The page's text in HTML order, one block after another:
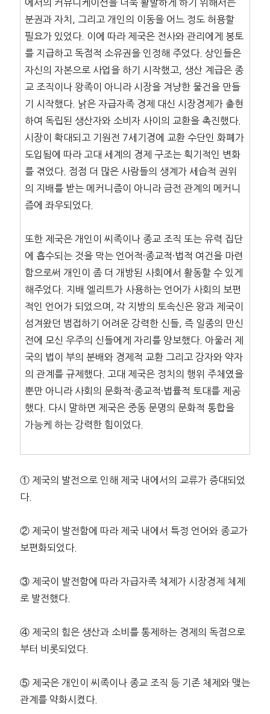
에서의 커뮤니케이션을 더욱 활발하게 하기 위해서는
분권과 자치, 그리고 개인의 이동을 어느 정도 허용할
필요가 있었다. 이에 따라 제국은 전사와 관리에게 봉토
를 지급하고 독점적 소유권을 인정해 주었다. 상인들은
자신의 자본으로 사업을 하기 시작했고, 생산 계급은 종
교 조직이나 왕족이 아니라 시장을 겨냥한 물건을 만들
기 시작했다. 낡은 자급자족 경제 대신 시장경제가 출현
하여 독립된 생산자와 소비자 사이의 교환을 촉진했다.
시장이 확대되고 기원전 7세기경에 교환 수단인 화폐가
도입됨에 따라 고대 세계의 경제 구조는 획기적인 변화
를 겪었다. 점점 더 많은 사람들의 생계가 세습적 권위
의 지배를 받는 메커니즘이 아니라 금전 관계의 메커니
즘에 좌우되었다.
또한 제국은 개인이 씨족이나 종교 조직 또는 유력 집단
에 흡수되는 것을 막는 언어적·종교적·법적 여건을 마련
함으로써 개인이 좀 더 개방된 사회에서 활동할 수 있게
해주었다. 지배 엘리트가 사용하는 언어가 사회의 보편
적인 언어가 되었으며, 각 지방의 토속신은 왕과 제국이
섬겨왔던 범접하기 어려운 강력한 신들, 즉 일종의 만신
전에 모신 우주의 신들에게 자리를 양보했다. 아울러 제
국의 법이 부의 분배와 경제적 교환 그리고 강자와 약자
의 관계를 규제했다. 고대 제국은 정치의 행위 주체였을
뿐만 아니라 사회의 문화적·종교적·법률적 토대를 제공
했다. 다시 말하면 제국은 중동 문명의 문화적 통합을
가능케 하는 강력한 힘이었다.
① 제국의 발전으로 인해 제국 내에서의 교류가 증대되었
다.
② 제국이 발전함에 따라 제국 내에서 특정 언어와 종교가
보편화되었다.
③ 제국이 발전함에 따라 자급자족 체제가 시장경제 체제
로 발전했다.
④ 제국의 힘은 생산과 소비를 통제하는 경제의 독점으로
부터 비롯되었다.
⑤ 제국은 개인이 씨족이나 종교 조직 등 기존 체제와 맺는
관계를 약화시켰다.